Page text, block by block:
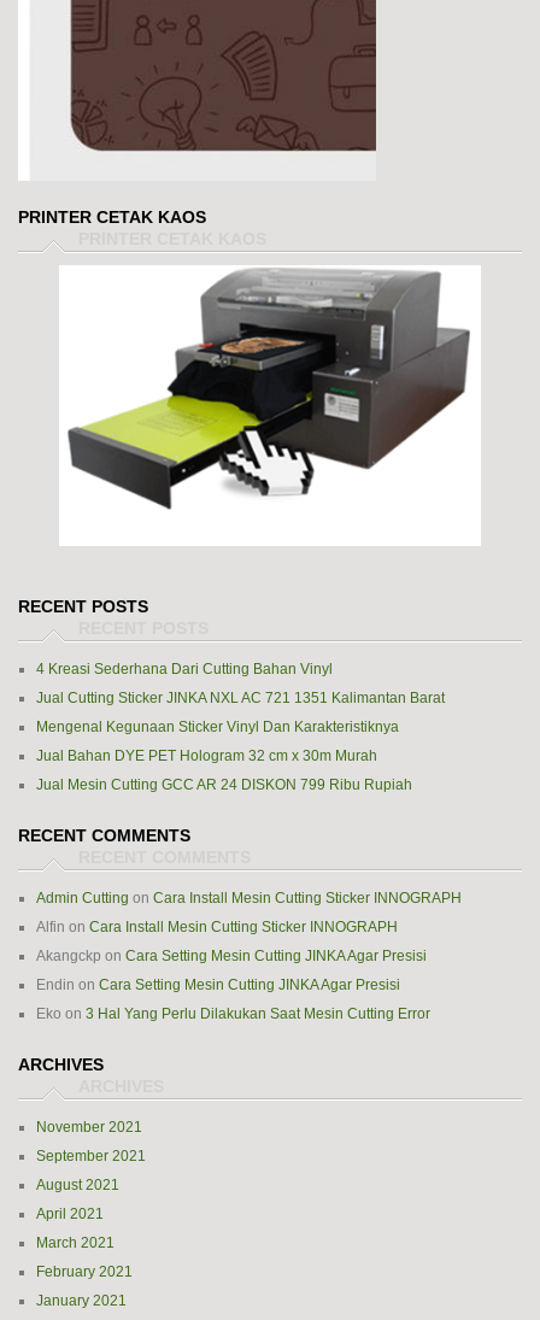
PRINTER CETAK KAOS
RECENT POSTS
4 Kreasi Sederhana Dari Cutting Bahan Vinyl
Jual Cutting Sticker JINKA NXL AC 721 1351 Kalimantan Barat
Mengenal Kegunaan Sticker Vinyl Dan Karakteristiknya
Jual Bahan DYE PET Hologram 32 cm x 30m Murah
Jual Mesin Cutting GCC AR 24 DISKON 799 Ribu Rupiah
RECENT COMMENTS
Admin Cutting on Cara Install Mesin Cutting Sticker INNOGRAPH
Alfin on Cara Install Mesin Cutting Sticker INNOGRAPH
Akangckp on Cara Setting Mesin Cutting JINKA Agar Presisi
Endin on Cara Setting Mesin Cutting JINKA Agar Presisi
Eko on 3 Hal Yang Perlu Dilakukan Saat Mesin Cutting Error
ARCHIVES
November 2021
September 2021
August 2021
April 2021
March 2021
February 2021
January 2021